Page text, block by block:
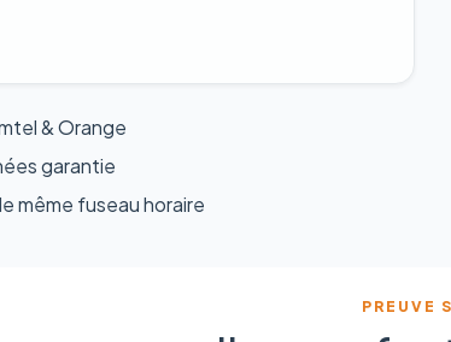
& Orange
garantie
même fuseau horaire
PREUVE